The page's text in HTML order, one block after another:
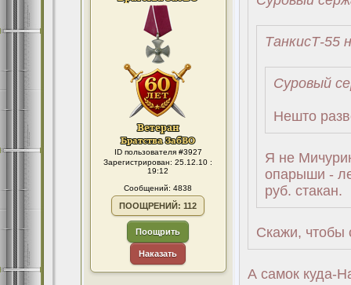
ID пользователя #3927
Зарегистрирован: 25.12.10 :
19:12
Сообщений: 4838
ПООЩРЕНИЙ: 112
Поощрить
Наказать
ТанкисТ-55
Суровый
Нешто
Я не
опарыши -
руб. стакан.
Скажи,
А самок куда-